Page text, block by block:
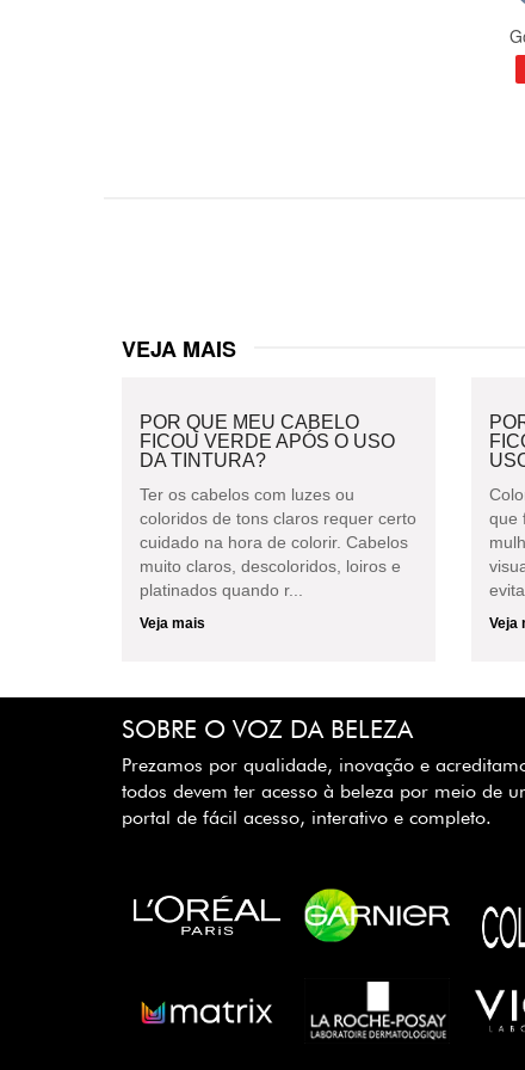
VEJA MAIS
POR QUE MEU CABELO
FICOU VERDE APÓS O USO
DA TINTURA?
Ter os cabelos com luzes ou
coloridos de tons claros requer certo
cuidado na hora de colorir. Cabelos
muito claros, descoloridos, loiros e
platinados quando r...
Veja mais
que
Veja
SOBRE O VOZ DA BELEZA
Prezamos por qualidade, inovação e
todos devem ter acesso à beleza por meio de
portal de fácil acesso, interativo e completo.